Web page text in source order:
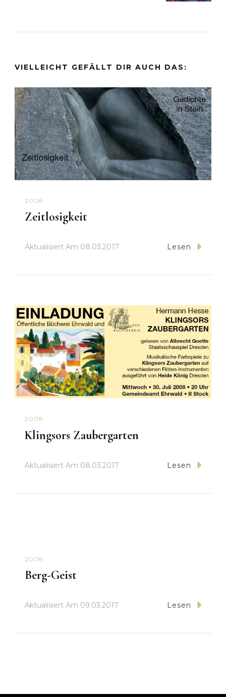
VIELLEICHT GEFÄLLT DIR AUCH DAS:
2008
Zeitlosigkeit
Aktualisiert Am 08.03.2017 Lesen
2008
Klingsors Zaubergarten
Aktualisiert Am 08.03.2017 Lesen
2008
Berg-Geist
Aktualisiert Am 09.03.2017 Lesen